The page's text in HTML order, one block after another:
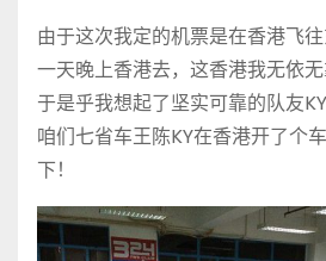
由于这次我定的机票是在香港飞
一天晚上香港去，这香港我无依无
于是乎我想起了坚实可靠的队友
咱们七省车王陈KY在香港开了个
下！